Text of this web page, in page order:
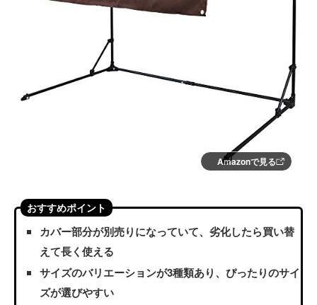
Amazonで見る
おすすめポイント
カバー部分が別売りになっていて、劣化したら買い替
えて長く使える
サイズのバリエーションが3種類あり、ぴったりのサイ
ズが選びやすい